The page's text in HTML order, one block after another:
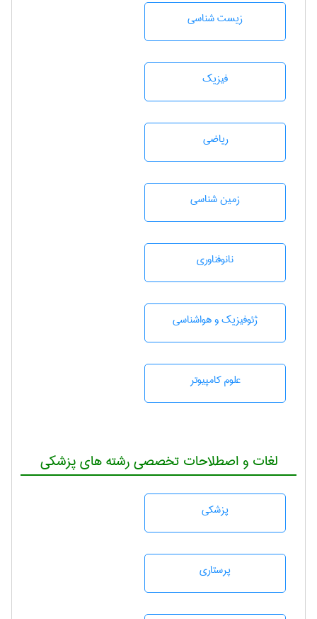
زيست شناسی
فیزیک
رياضی
زمين شناسی
نانوفناوری
ژئوفيزيك و هواشناسی
علوم کامپیوتر
لغات و اصطلاحات تخصصی رشته های پزشکی
پزشكی
پرستاری